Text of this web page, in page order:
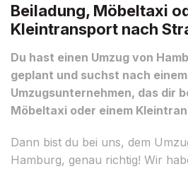
Beiladung, Möbeltaxi
Kleintransport nach
Du hast einen Umzug von
geplant und suchst nach
Umzugsunternehmen, das dir
Möbeltaxi oder einem
Dann bist du bei uns, dem
Hamburg, genau richtig! Wir